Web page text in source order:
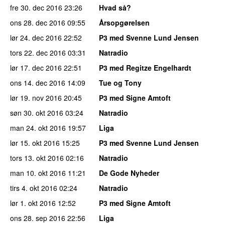
fre 30. dec 2016 23:26
Hvad så?
ons 28. dec 2016 09:55
Årsopgørelsen
lør 24. dec 2016 22:52
P3 med Svenne Lund Jensen
tors 22. dec 2016 03:31
Natradio
lør 17. dec 2016 22:51
P3 med Regitze Engelhardt
ons 14. dec 2016 14:09
Tue og Tony
lør 19. nov 2016 20:45
P3 med Signe Amtoft
søn 30. okt 2016 03:24
Natradio
man 24. okt 2016 19:57
Liga
lør 15. okt 2016 15:25
P3 med Svenne Lund Jensen
tors 13. okt 2016 02:16
Natradio
man 10. okt 2016 11:21
De Gode Nyheder
tirs 4. okt 2016 02:24
Natradio
lør 1. okt 2016 12:52
P3 med Signe Amtoft
ons 28. sep 2016 22:56
Liga